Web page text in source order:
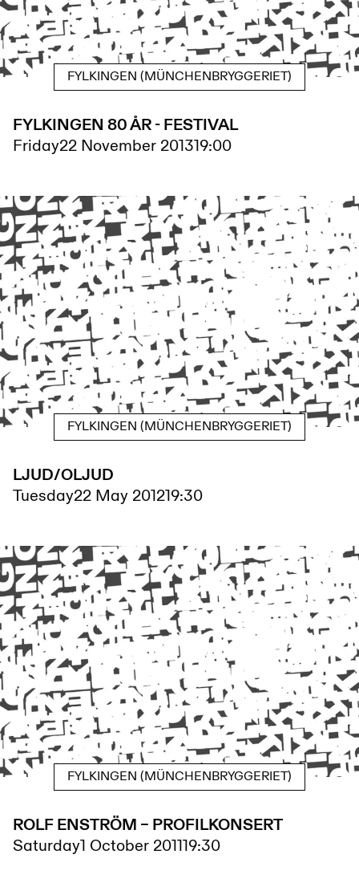
FYLKINGEN (MÜNCHENBRYGGERIET)
FYLKINGEN 80 ÅR - FESTIVAL
Friday22 November 201319:00
FYLKINGEN (MÜNCHENBRYGGERIET)
LJUD/OLJUD
Tuesday22 May 201219:30
FYLKINGEN (MÜNCHENBRYGGERIET)
ROLF ENSTRÖM – PROFILKONSERT
Saturday1 October 201119:30